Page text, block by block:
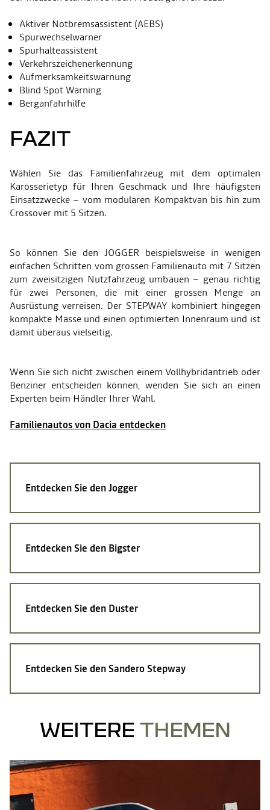
Aktiver Notbremsassistent (AEBS)
Spurwechselwarner
Spurhalteassistent
Verkehrszeichenerkennung
Aufmerksamkeitswarnung
Blind Spot Warning
Berganfahrhilfe
FAZIT
Wählen Sie das Familienfahrzeug mit dem optimalen
Karosserietyp für Ihren Geschmack und Ihre häufigsten
Einsatzzwecke – vom modularen Kompaktvan bis hin zum
Crossover mit 5 Sitzen.
So können Sie den JOGGER beispielsweise in wenigen
einfachen Schritten vom grossen Familienauto mit 7 Sitzen
zum zweisitzigen Nutzfahrzeug umbauen – genau richtig
für zwei Personen, die mit einer grossen Menge an
Ausrüstung verreisen. Der STEPWAY kombiniert hingegen
kompakte Masse und einen optimierten Innenraum und ist
damit überaus vielseitig.
Wenn Sie sich nicht zwischen einem Vollhybridantrieb oder
Benziner entscheiden können, wenden Sie sich an einen
Experten beim Händler Ihrer Wahl.
Familienautos von Dacia entdecken
Entdecken Sie den Jogger
Entdecken Sie den Bigster
Entdecken Sie den Duster
Entdecken Sie den Sandero Stepway
WEITERE THEMEN